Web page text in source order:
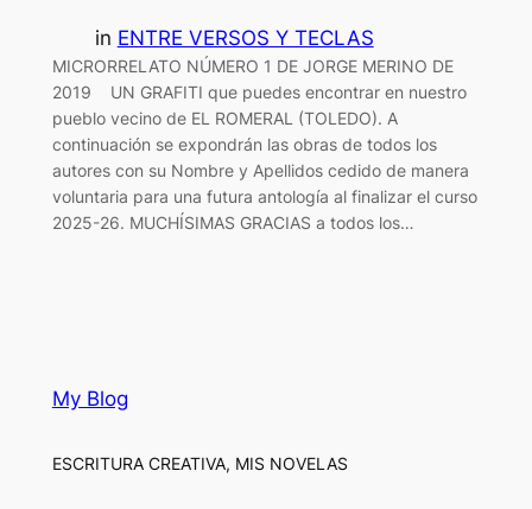
in ENTRE VERSOS Y TECLAS
MICRORRELATO NÚMERO 1 DE JORGE MERINO DE
2019 UN GRAFITI que puedes encontrar en nuestro
pueblo vecino de EL ROMERAL (TOLEDO). A
continuación se expondrán las obras de todos los
autores con su Nombre y Apellidos cedido de manera
voluntaria para una futura antología al finalizar el curso
2025-26. MUCHÍSIMAS GRACIAS a todos los…
My Blog
ESCRITURA CREATIVA, MIS NOVELAS